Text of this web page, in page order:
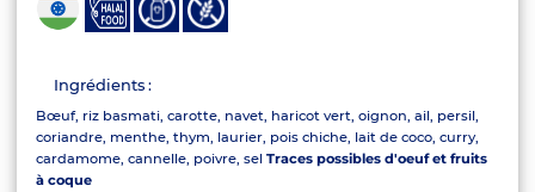
Ingrédients :
Bœuf, riz basmati, carotte, navet, haricot vert, oignon, ail, persil,
coriandre, menthe, thym, laurier, pois chiche, lait de coco, curry,
cardamome, cannelle, poivre, selTraces possibles d'oeuf et fruits
à coque